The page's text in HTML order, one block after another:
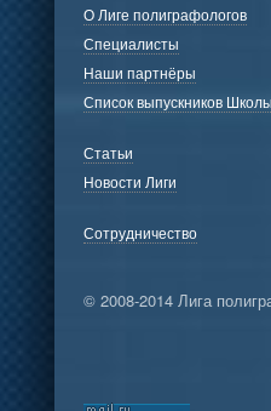
О Лиге полиграфологов
Специалисты
Наши партнёры
Список выпускников Школы
Статьи
Новости Лиги
Сотрудничество
© 2008-2014 Лига